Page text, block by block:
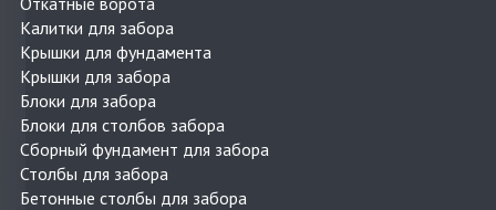
Калитки для забора
Крышки для фундамента
Крышки для забора
Блоки для забора
Блоки для столбов забора
Сборный фундамент для забора
Столбы для забора
Бетонные столбы для забора